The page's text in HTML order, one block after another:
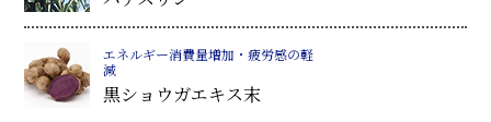
エネルギー消費量増加・疲労感の軽
減
黒ショウガエキス末